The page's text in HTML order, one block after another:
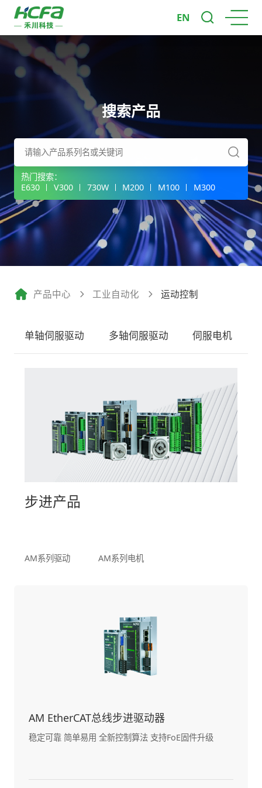
EN
搜索产品
热门搜索：
E630
V300 730W M200 M100 M300
产品中心 工业自动化 运动控制
单轴伺服驱动 多轴伺服驱动 伺服电机
步进产品
AM系列驱动 AM系列电机
AM EtherCAT总线步进驱动器
稳定可靠 简单易用 全新控制算法 支持FoE固件升级